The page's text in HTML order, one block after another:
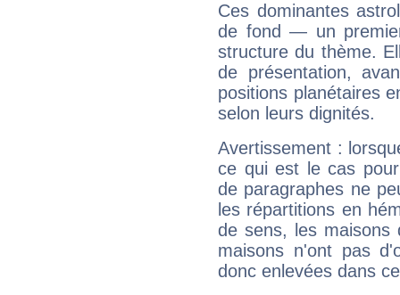
Ces dominantes
de fond — un
structure du thème.
de présentation,
positions planétaires
selon leurs dignités.
Avertissement :
ce qui est le cas
de paragraphes ne
les répartitions en
de sens, les maisons
maisons n'ont pas
donc enlevées dans